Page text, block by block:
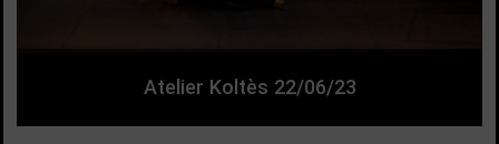
Atelier Koltès 22/06/23